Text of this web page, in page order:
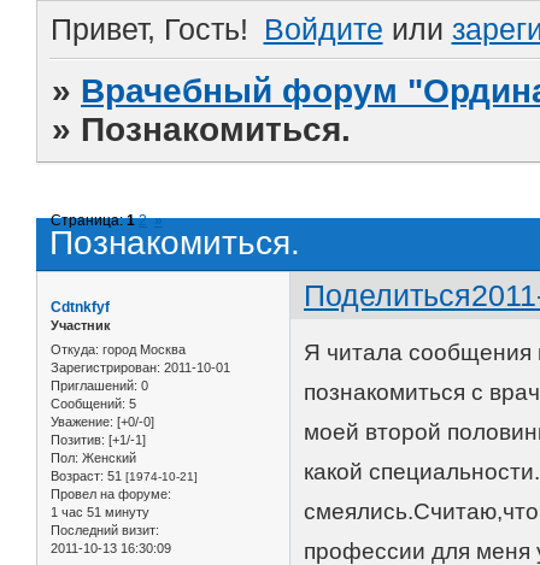
Привет, Гость! Войдите или
» Врачебный форум
» Познакомиться.
Познакомиться.
Страница:1 2 »
Поделиться
Cdtnkfyf
Участник
Откуда: город Москва
Зарегистрирован: 2011-10-01
Приглашений: 0
Сообщений: 5
Уважение: [+0/-0]
Позитив: [+1/-1]
Пол: Женский
Возраст: 51 [1974-10-21]
Провел на форуме:
1 час 51 минуту
Последний визит:
2011-10-13 16:30:09
Я читала
познакомиться с
моей второй
какой
профессии для меня